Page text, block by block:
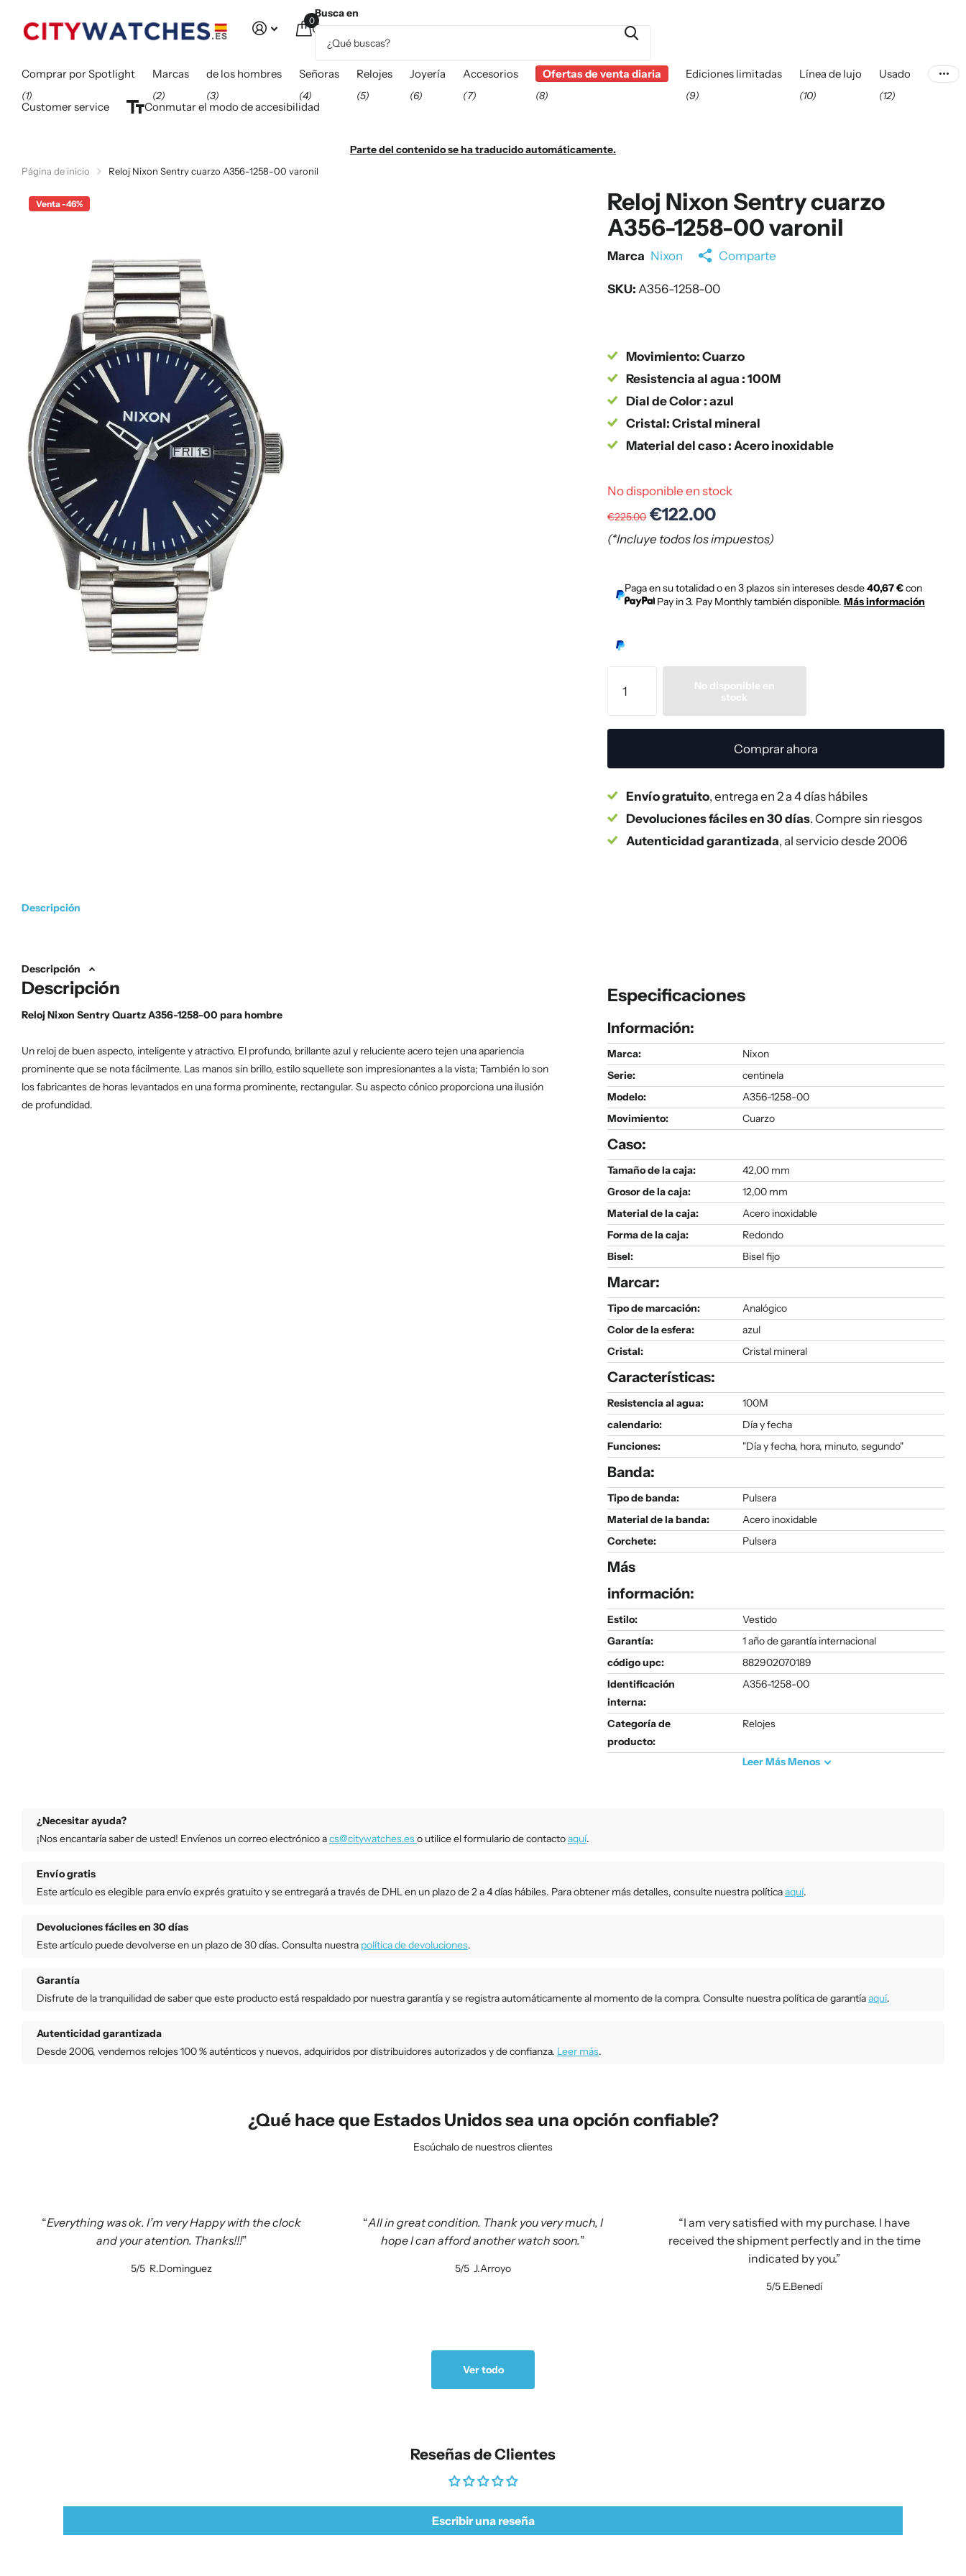
Busca en
Cesta
0
Comprar por Spotlight
(1)
Marcas
(2)
de los hombres
(3)
Señoras
(4)
Relojes
(5)
Joyería
(6)
Accesorios
(7)
Ofertas de venta diaria
(8)
Ediciones limitadas
(9)
Línea de lujo
(10)
Usado
(12)
Customer service Conmutar el modo de accesibilidad
Parte del contenido se ha traducido automáticamente.
Página de inicio Reloj Nixon Sentry cuarzo A356-1258-00 varonil
Venta -46%
Reloj Nixon Sentry cuarzo
A356-1258-00 varonil
Marca Nixon Comparte
SKU:A356-1258-00
Movimiento: Cuarzo
Resistencia al agua : 100M
Dial de Color : azul
Cristal: Cristal mineral
Material del caso : Acero inoxidable
No disponible en stock
€225.00€122.00
(*Incluye todos los impuestos)
Paga en su totalidad o en 3 plazos sin intereses desde40,67 €con
Pay in 3. Pay Monthly también disponible. Más información
No disponible en
stock
Comprar ahora
Envío gratuito, entrega en 2 a 4 días hábiles
Devoluciones fáciles en 30 días. Compre sin riesgos
Autenticidad garantizada, al servicio desde 2006
Descripción
Descripción
Descripción
Reloj Nixon Sentry Quartz A356-1258-00 para hombre
Un reloj de buen aspecto, inteligente y atractivo. El profundo, brillante azul y reluciente acero tejen una apariencia
prominente que se nota fácilmente. Las manos sin brillo, estilo squellete son impresionantes a la vista; También lo son
los fabricantes de horas levantados en una forma prominente, rectangular. Su aspecto cónico proporciona una ilusión
de profundidad.
Especificaciones
Información:
Marca:
Nixon
Serie:
centinela
Modelo:
A356-1258-00
Movimiento:
Cuarzo
Caso:
Tamaño de la caja:
42,00 mm
Grosor de la caja:
12,00 mm
Material de la caja:
Acero inoxidable
Forma de la caja:
Redondo
Bisel:
Bisel fijo
Marcar:
Tipo de marcación:
Analógico
Color de la esfera:
azul
Cristal:
Cristal mineral
Características:
Resistencia al agua:
100M
calendario:
Día y fecha
Funciones:
"Día y fecha, hora, minuto, segundo"
Banda:
Tipo de banda:
Pulsera
Material de la banda:
Acero inoxidable
Corchete:
Pulsera
Más
información:
Estilo:
Vestido
Garantía:
1 año de garantía internacional
código upc:
882902070189
Identificación
interna:
A356-1258-00
Categoría de
producto:
Relojes
LeerMásMenos
¿Necesitar ayuda?
¡Nos encantaría saber de usted! Envíenos un correo electrónico acs@citywatches.eso utilice el formulario de contactoaquí.
Envío gratis
Este artículo es elegible para envío exprés gratuito y se entregará a través de DHL en un plazo de 2 a 4 días hábiles. Para obtener más detalles, consulte nuestra políticaaquí.
Devoluciones fáciles en 30 días
Este artículo puede devolverse en un plazo de 30 días. Consulta nuestra política de devoluciones.
Garantía
Disfrute de la tranquilidad de saber que este producto está respaldado por nuestra garantía y se registra automáticamente al momento de la compra. Consulte nuestra política de garantíaaquí.
Autenticidad garantizada
Desde 2006, vendemos relojes 100 % auténticos y nuevos, adquiridos por distribuidores autorizados y de confianza. Leer más.
¿Qué hace que Estados Unidos sea una opción confiable?
Escúchalo de nuestros clientes
Everything was ok. I’m very Happy with the clock
and your atention. Thanks!!!
5/5 R.Dominguez
All in great condition. Thank you very much, I
hope I can afford another watch soon.
5/5J.Arroyo
I am very satisfied with my purchase. I have
received the shipment perfectly and in the time
indicated by you.
5/5 E.Benedí
Ver todo
Reseñas de Clientes
Escribir una reseña